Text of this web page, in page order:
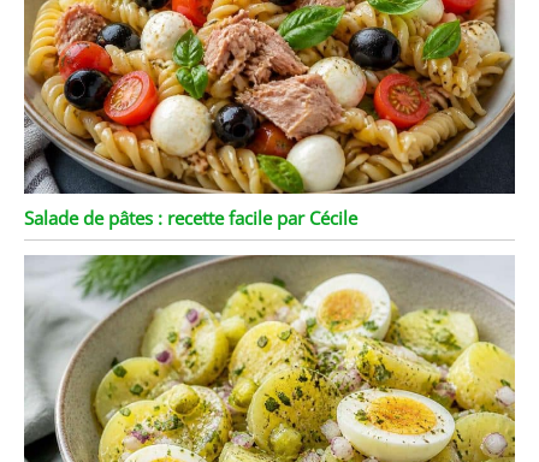
Salade de pâtes : recette facile par Cécile